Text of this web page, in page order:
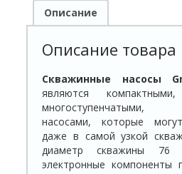
Описание
Описание товара
Скважинные насосы
являются
многоступенчатыми,
насосами, которые
даже в самой узкой
диаметр скважины 76
электронные компоненты